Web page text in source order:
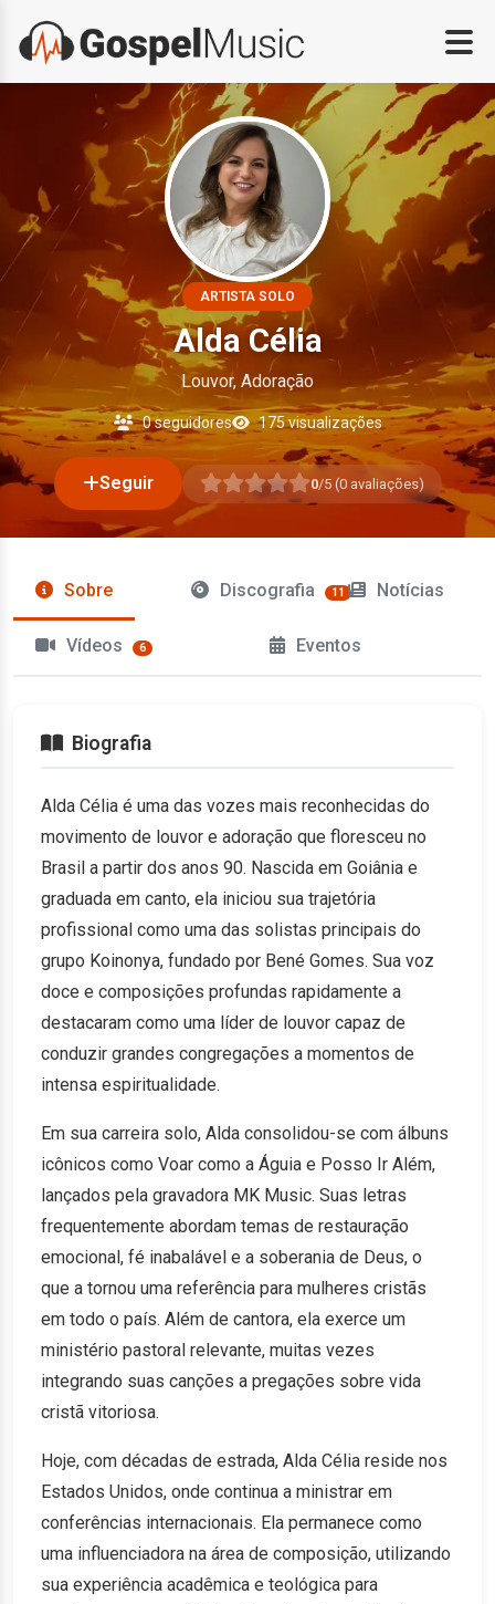
ARTISTA SOLO
Alda Célia
Louvor, Adoração
0 seguidores 175 visualizações
Seguir 0/5 (0avaliações)
Sobre Discografia 11 Notícias
Vídeos 6 Eventos
Biografia
Alda Célia é uma das vozes mais reconhecidas do
movimento de louvor e adoração que floresceu no
Brasil a partir dos anos 90. Nascida em Goiânia e
graduada em canto, ela iniciou sua trajetória
profissional como uma das solistas principais do
grupo Koinonya, fundado por Bené Gomes. Sua voz
doce e composições profundas rapidamente a
destacaram como uma líder de louvor capaz de
conduzir grandes congregações a momentos de
intensa espiritualidade.
Em sua carreira solo, Alda consolidou-se com álbuns
icônicos como Voar como a Águia e Posso Ir Além,
lançados pela gravadora MK Music. Suas letras
frequentemente abordam temas de restauração
emocional, fé inabalável e a soberania de Deus, o
que a tornou uma referência para mulheres cristãs
em todo o país. Além de cantora, ela exerce um
ministério pastoral relevante, muitas vezes
integrando suas canções a pregações sobre vida
cristã vitoriosa.
Hoje, com décadas de estrada, Alda Célia reside nos
Estados Unidos, onde continua a ministrar em
conferências internacionais. Ela permanece como
uma influenciadora na área de composição, utilizando
sua experiência acadêmica e teológica para